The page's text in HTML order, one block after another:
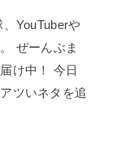
YouTuberや
ぜーんぶま
け中！ 今日
ツいネタを追